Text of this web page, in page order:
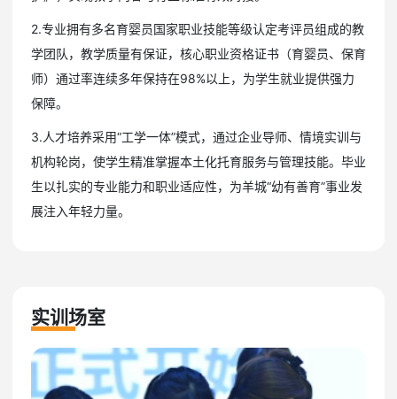
2.专业拥有多名育婴员国家职业技能等级认定考评员组成的教
学团队，教学质量有保证，核心职业资格证书（育婴员、保育
师）通过率连续多年保持在98%以上，为学生就业提供强力
保障。
3.人才培养采用“工学一体”模式，通过企业导师、情境实训与
机构轮岗，使学生精准掌握本土化托育服务与管理技能。毕业
生以扎实的专业能力和职业适应性，为羊城“幼有善育”事业发
展注入年轻力量。
实训场室